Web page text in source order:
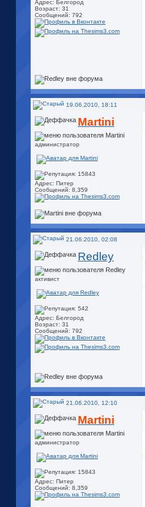
Адрес: Белгород
Возраст: 31
Сообщений: 792
19.06.2010, 18:11
Martini
администратор
Адрес: Питер
Сообщений: 8,359
21.06.2010, 02:08
Redley
активист
Адрес: Белгород
Возраст: 31
Сообщений: 792
21.06.2010, 12:10
Martini
администратор
Адрес: Питер
Сообщений: 8,359